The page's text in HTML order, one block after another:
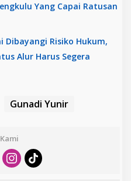
Yang Capai Ratusan
Dibayangi Risiko Hukum,
Alur Harus Segera
Gunadi Yunir